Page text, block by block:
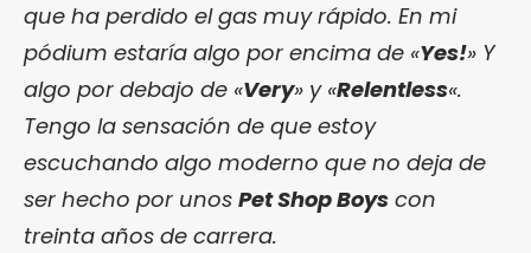
que ha perdido el gas muy rápido. En mi
pódium estaría algo por encima de «Yes!» Y
algo por debajo de «Very» y «Relentless«.
Tengo la sensación de que estoy
escuchando algo moderno que no deja de
ser hecho por unos Pet Shop Boys con
treinta años de carrera.